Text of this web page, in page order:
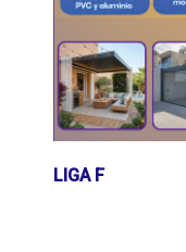
LIGA F